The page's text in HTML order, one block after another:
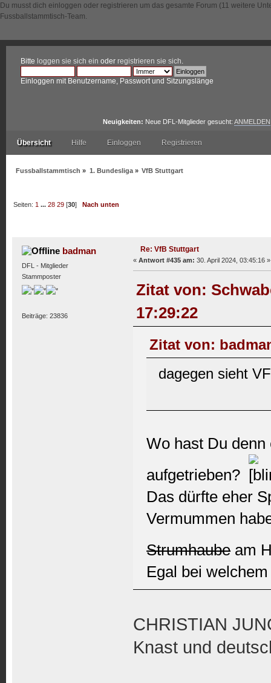
Du musst dich einloggen oder registrieren um das gesamte Forum (11 weitere
Fussballstammtisch-Team.
Bitte loggen sie sich ein oder registrieren sie sich
Einloggen mit Benutzername, Passwort und Sitzungslänge
Neuigkeiten: Neue DFL-Mitglieder gesucht: ANMELDEN
Übersicht Hilfe Einloggen Registrieren
Fussballstammtisch » 1. Bundesliga» VfB Stuttgart
Seiten: 1 ...28 29 [30]Nach unten
badman
DFL - Mitglieder
Stammposter
Beiträge: 23836
Re: VfB Stuttgart
« Antwort #435 am: 30. April 2024, 03:45:16 »
Zitat von:
17:29:22
Zitat von:
dagegen sieht
Wo hast Du
aufgetrieben?
Das dürfte eher
Vermummen
Strumhaubeam
Egal bei
CHRISTIAN
Knast und